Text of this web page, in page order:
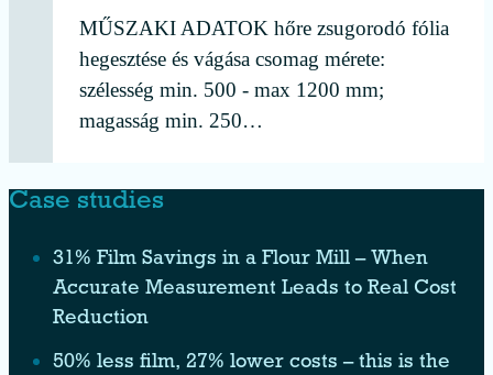
MŰSZAKI ADATOK hőre zsugorodó fólia
hegesztése és vágása csomag mérete:
szélesség min. 500 - max 1200 mm;
magasság min. 250…
Case studies
31% Film Savings in a Flour Mill – When
Accurate Measurement Leads to Real Cost
Reduction
50% less film, 27% lower costs – this is the